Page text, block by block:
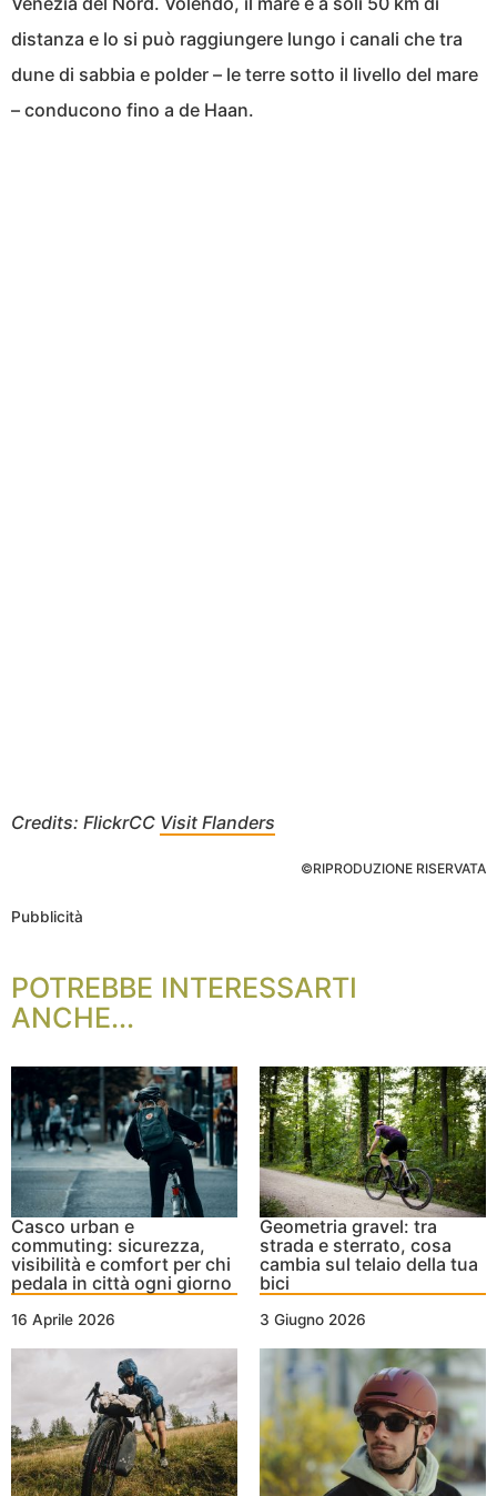
distanza e lo si può raggiungere lungo i canali che tra
dune di sabbia e polder – le terre sotto il livello del mare
– conducono fino a de Haan.
Credits: FlickrCC Visit Flanders
©RIPRODUZIONE RISERVATA
Pubblicità
POTREBBE INTERESSARTI
ANCHE...
Casco urban e
commuting: sicurezza,
visibilità e comfort per chi
pedala in città ogni giorno
16 Aprile 2026
Geometria gravel: tra
strada e sterrato, cosa
cambia sul telaio della tua
bici
3 Giugno 2026